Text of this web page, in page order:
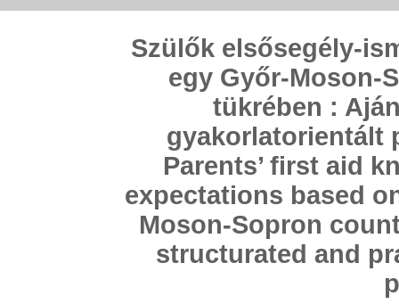
Szülők elsősegély-
egy Győr-Moson-
tükrében :
gyakorlatorientált
Parents’ first aid
expectations based
Moson-Sopron
structurated and